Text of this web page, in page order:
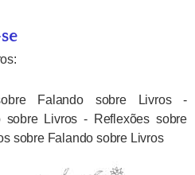
Falando sobre Livros -
sobre Livros - Reflexões sobre
sobre Falando sobre Livros